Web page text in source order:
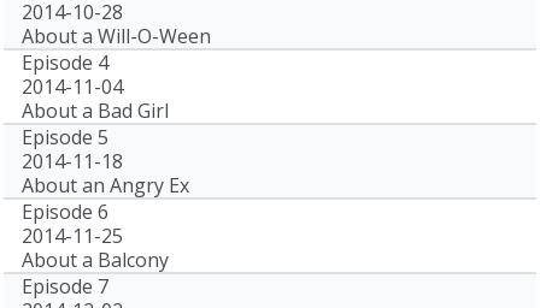
2014-10-28
About a Will-O-Ween
Episode 4
2014-11-04
About a Bad Girl
Episode 5
2014-11-18
About an Angry Ex
Episode 6
2014-11-25
About a Balcony
Episode 7